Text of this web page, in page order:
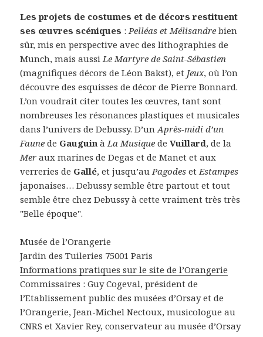
Les projets de costumes et de décors restituent
ses œuvres scéniques :Pelléas et Mélisandre bien
sûr, mis en perspective avec des lithographies de
Munch, mais aussiLe Martyre de Saint-Sébastien
(magnifiques décors de Léon Bakst), et Jeux, où l’on
découvre des esquisses de décor de Pierre Bonnard.
L’on voudrait citer toutes les œuvres, tant sont
nombreuses les résonances plastiques et musicales
dans l’univers de Debussy. D’unAprès-midi d’un
Faune de Gauguin àLa Musique deVuillard, de la
Mer aux marines de Degas et de Manet et aux
verreries de Gallé, et jusqu’auPagodes etEstampes
japonaises… Debussy semble être partout et tout
semble être chez Debussy à cette vraiment très très
"Belle époque".
Musée de l’Orangerie
Jardin des Tuileries 75001 Paris
Informations pratiques sur le site de l’Orangerie
Commissaires : Guy Cogeval, président de
l’Etablissement public des musées d’Orsay et de
l’Orangerie, Jean-Michel Nectoux, musicologue au
CNRS et Xavier Rey, conservateur au musée d’Orsay